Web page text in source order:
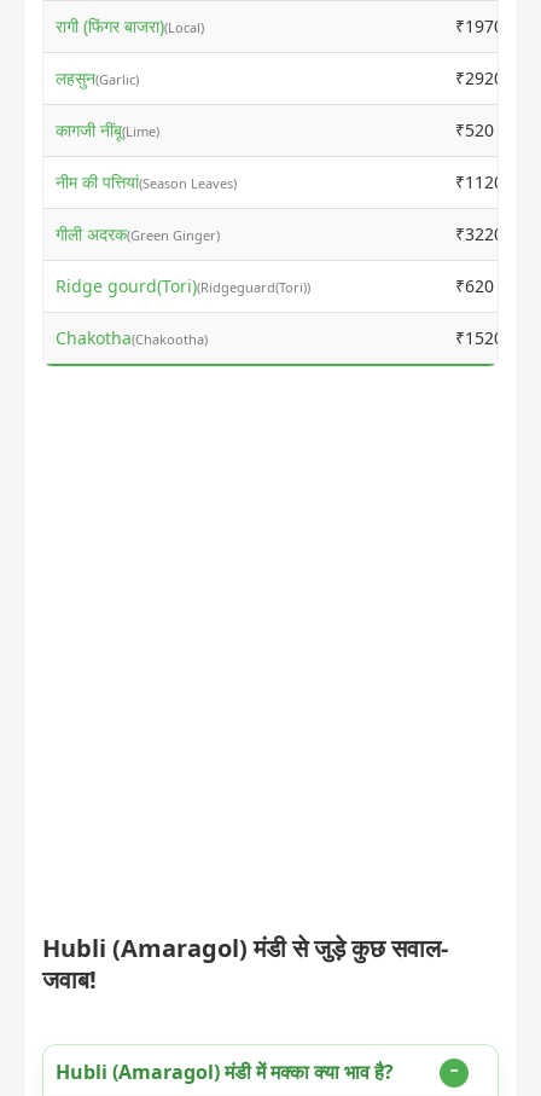
रागी (फिंगर बाजरा)(Local) ₹1970
लहसुन(Garlic) ₹2920
कागजी नींबू(Lime) ₹520
नीम की पत्तियां(Season Leaves) ₹1120
गीली अदरक(Green Ginger) ₹3220
Ridge gourd(Tori)(Ridgeguard(Tori)) ₹620
Chakotha(Chakootha) ₹1520
Hubli (Amaragol) मंडी से जुड़े कुछ सवाल-
जवाब!
Hubli (Amaragol) मंडी में मक्का क्या भाव है?